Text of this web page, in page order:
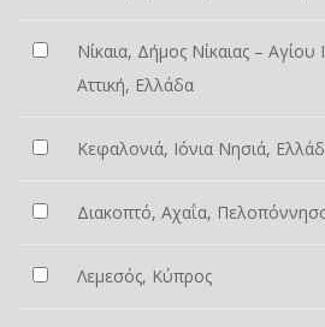
Νίκαια, Δήμος Νίκαιας – Αγίου
Αττική, Ελλάδα
Κεφαλονιά, Ιόνια Νησιά,
Διακοπτό, Αχαΐα,
Λεμεσός, Κύπρος